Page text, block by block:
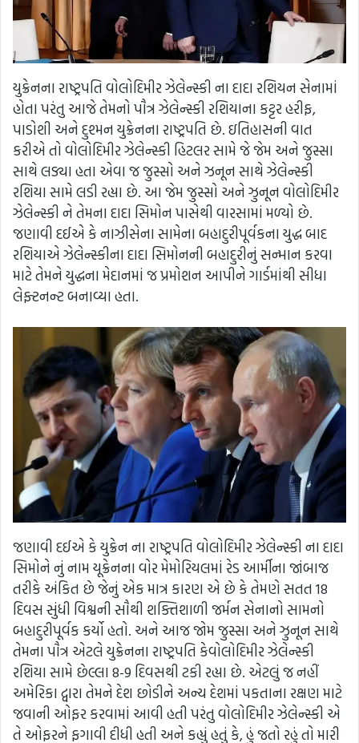
યુક્રેનના રાષ્ટ્રપતિ વોલોદિમીર ઝેલેન્સ્કી ના દાદા રશિયન સેનામાં
હોતા પરંતુ આજે તેમનો પૌત્ર ઝેલેન્સ્કી રશિયાના કટ્ટર હરીફ,
પાડોશી અને દુશ્મન યુક્રેનના રાષ્ટ્રપતિ છે. ઇતિહાસની વાત
કરીએ તો વોલોદિમીર ઝેલેન્સ્કી હિટલર સામે જે જેમ અને જુસ્સા
સાથે લડ્યા હતા એવા જ જુસ્સો અને ઝનૂન સાથે ઝેલેન્સ્કી
રશિયા સામે લડી રહ્યા છે. આ જેમ જુસ્સો અને ઝુનૂન વોલોદિમીર
ઝેલેન્સ્કી ને તેમના દાદા સિમોન પાસેથી વારસામાં મળ્યો છે.
જણાવી દઈએ કે નાઝીસેના સામેના બહાદુરીપૂર્વકના યુદ્ધ બાદ
રશિયાએ ઝેલેન્સ્કીના દાદા સિમોનની બહાદુરીનું સન્માન કરવા
માટે તેમને યુદ્ધના મેદાનમાં જ પ્રમોશન આપીને ગાર્ડમાંથી સીધા
લેફ્ટનન્ટ બનાવ્યા હતા.
જણાવી દઈએ કે યુક્રેન ના રાષ્ટ્રપતિ વોલોદિમીર ઝેલેન્સ્કી ના દાદા
સિમોને નું નામ યૂક્રેનના વોર મેમોરિયલમાં રેડ આર્મીના જાંબાજ
તરીકે અંકિત છે જેનું એક માત્ર કારણ એ છે કે તેમણે સતત 18
દિવસ સુંધી વિશ્વની સૌથી શક્તિશાળી જર્મન સેનાનો સામનો
બહાદુરીપૂર્વક કર્યો હતો. અને આજ જોમ જુસ્સા અને ઝુનૂન સાથે
તેમના પૌત્ર એટલે યુક્રેનના રાષ્ટ્રપતિ કેવોલોદિમીર ઝેલેન્સ્કી
રશિયા સામે છેલ્લા 8-9 દિવસથી ટકી રહ્યા છે. એટલું જ નહીં
અમેરિકા દ્વારા તેમને દેશ છોડીને અન્ય દેશમાં પકતાના રક્ષણ માટે
જવાની ઓફર કરવામાં આવી હતી પરંતુ વોલોદિમીર ઝેલેન્સ્કી એ
તે ઓફરને ફગાવી દીધી હતી અને કહ્યું હતું કે, હું જતો રહું તો મારી